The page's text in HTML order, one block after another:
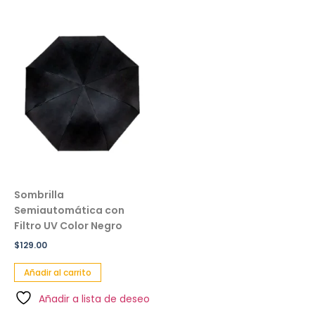
Sombrilla
Semiautomática con
Filtro UV Color Negro
$129.00
Añadir al carrito
Añadir a lista de deseo